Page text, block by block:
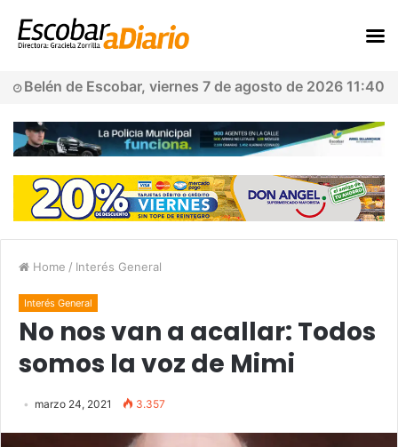
Belén de Escobar, viernes 7 de agosto de 2026 11:40
Home / Interés General
Interés General
No nos van a acallar: Todos
somos la voz de Mimi
marzo 24, 2021 3.357